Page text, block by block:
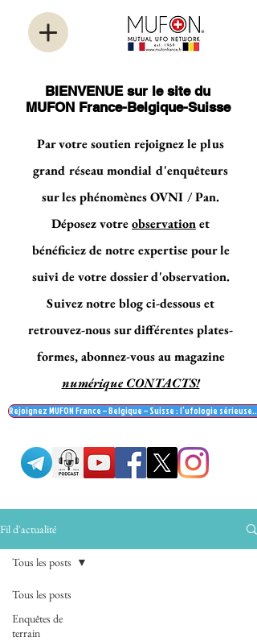
BIENVENUE sur le site du
MUFON France-Belgique-Suisse
Par votre soutien rejoignez le plus
grand réseau mondial d'enquêteurs
sur les phénomènes OVNI / Pan.
Déposez votreobservationet
bénéficiez de notre expertise pour le
suivi de votre dossier d'observation.
Suivez notre blog ci-dessous et
retrouvez-nous sur différentes plates-
formes, abonnez-vous au magazine
numérique CONTACTS!
Rejoignez MUFON France – Belgique – Suisse : l’ufologie
Fil d'actualité
Tous les posts
Enquêtes de
terrain
Tous les posts